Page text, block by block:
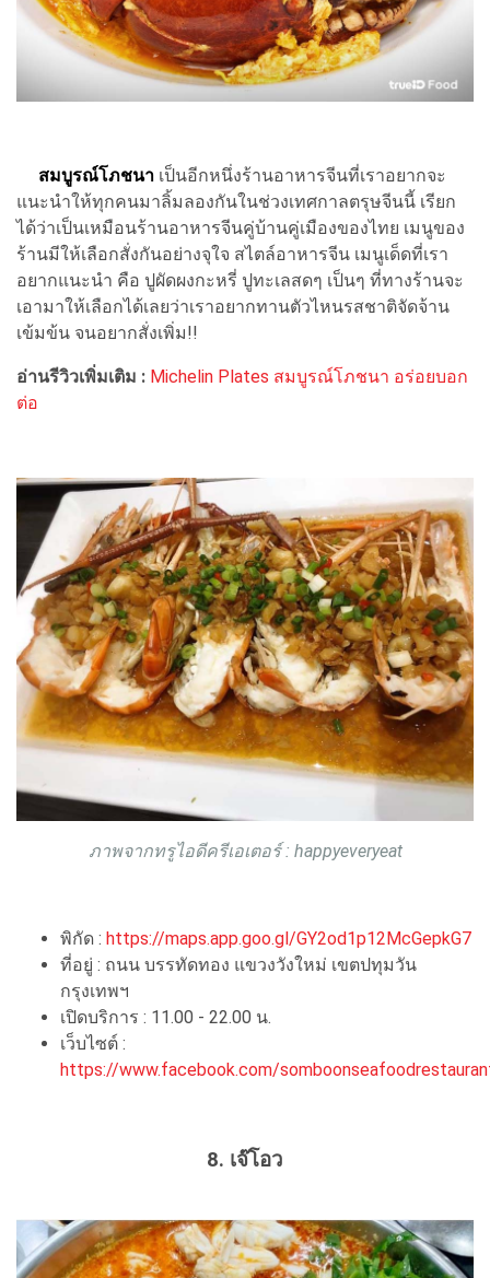
สมบูรณ์โภชนา เป็นอีกหนึ่งร้านอาหารจีนที่เราอยากจะ
แนะนำให้ทุกคนมาลิ้มลองกันในช่วงเทศกาลตรุษจีนนี้ เรียก
ได้ว่าเป็นเหมือนร้านอาหารจีนคู่บ้านคู่เมืองของไทย เมนูของ
ร้านมีให้เลือกสั่งกันอย่างจุใจ สไตล์อาหารจีน เมนูเด็ดที่เรา
อยากแนะนำ คือ ปูผัดผงกะหรี่ ปูทะเลสดๆ เป็นๆ ที่ทางร้านจะ
เอามาให้เลือกได้เลยว่าเราอยากทานตัวไหนรสชาติจัดจ้าน
เข้มข้น จนอยากสั่งเพิ่ม!!
อ่านรีวิวเพิ่มเติม : Michelin Plates สมบูรณ์โภชนา อร่อยบอก
ต่อ
ภาพจากทรูไอดีครีเอเตอร์ : happyeveryeat
พิกัด : https://maps.app.goo.gl/GY2od1p12McGepkG7
ที่อยู่ : ถนน บรรทัดทอง แขวงวังใหม่ เขตปทุมวัน
กรุงเทพฯ
เปิดบริการ : 11.00 - 22.00 น.
เว็บไซต์ :
https://www.facebook.com/
8. เจ๊โอว